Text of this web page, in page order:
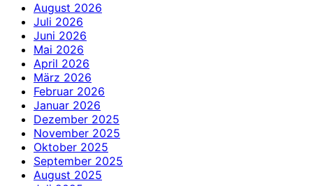
August 2026
Juli 2026
Juni 2026
Mai 2026
April 2026
März 2026
Februar 2026
Januar 2026
Dezember 2025
November 2025
Oktober 2025
September 2025
August 2025